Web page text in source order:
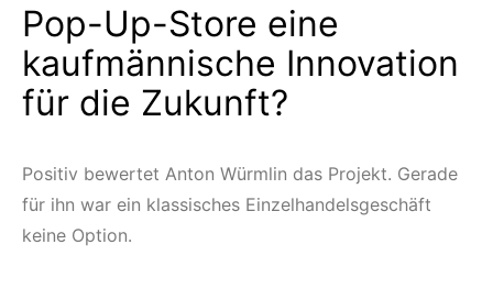
Pop-Up-Store eine
kaufmännische Innovation
für die Zukunft?
Positiv bewertet Anton Würmlin das Projekt. Gerade
für ihn war ein klassisches Einzelhandelsgeschäft
keine Option.